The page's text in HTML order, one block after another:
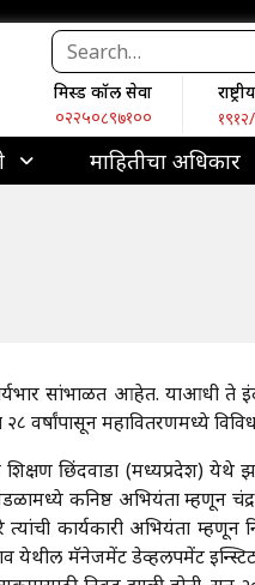
मिस्ड कॉल सेवा
०२२५०८९७१००
माहितीचा अधिकार
सांभाळत आहेत. याआधी ते
२८ वर्षांपासून महावितरणमध्ये
छिंदवाडा (मध्यप्रदेश) येथे
मंडळामध्ये कनिष्ठ अभियंता म्हणून
कार्यकारी अभियंता म्हणून
येथील मॅनेजमेंट डेव्हलपमेंट